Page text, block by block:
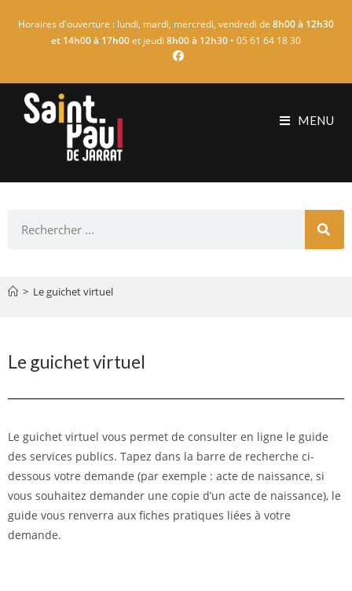
Horaires d'ouverture : lundi, mardi, mercredi, vendredi de 8h00 à 12h30
et 14h00 à 17h00et jeudi 8h00 à 12h30 • 05 61 64 18 30
MENU
> Le guichet virtuel
Le guichet virtuel
Le guichet virtuel vous permet de consulter en ligne le guide
des services publics. Tapez dans la barre de recherche ci-
dessous votre demande (par exemple : acte de naissance, si
vous souhaitez demander une copie d’un acte de naissance), le
guide vous renverra aux fiches pratiques liées à votre
demande.